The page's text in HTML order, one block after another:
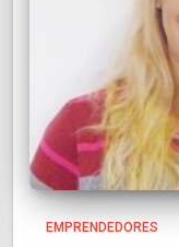
EMPRENDEDORES